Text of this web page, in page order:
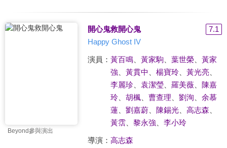
Beyond參與演出
開心鬼救開心鬼
7.1
Happy Ghost IV
演員： 黃百鳴、 黃家駒、 葉世榮、 黃家
強
黃貫中 楊寶玲、 黃光亮、
李麗珍、 袁潔瑩、 羅美薇、 陳嘉
玲、 胡楓、 曹查理 劉洵
余慕
蓮、 劉嘉蔚、 陳錫光、 高志森
黃霑、 黎永強 李小玲
導演： 高志森